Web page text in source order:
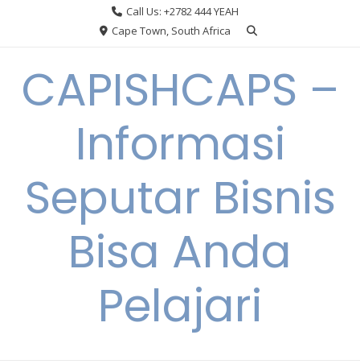
Call Us: +2782 444 YEAH
Cape Town, South Africa
CAPISHCAPS –
Informasi
Seputar Bisnis
Bisa Anda
Pelajari